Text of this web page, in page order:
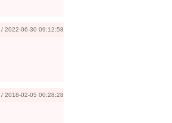
/ 2022-06-30 09:12:58
/ 2018-02-05 00:28:28